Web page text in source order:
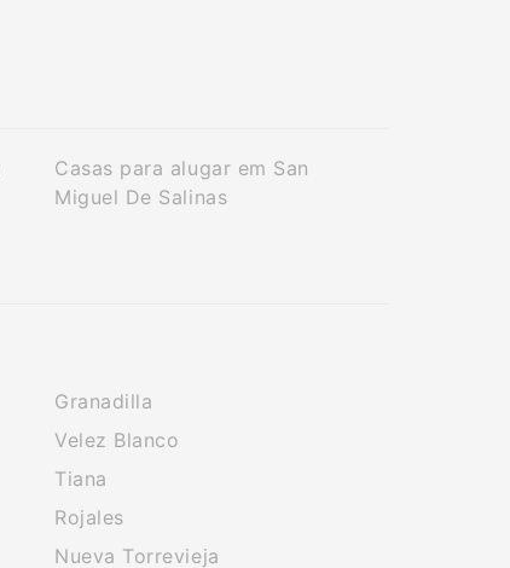
Casas para alugar em San
Miguel De Salinas
Granadilla
Velez Blanco
Tiana
Rojales
Nueva Torrevieja